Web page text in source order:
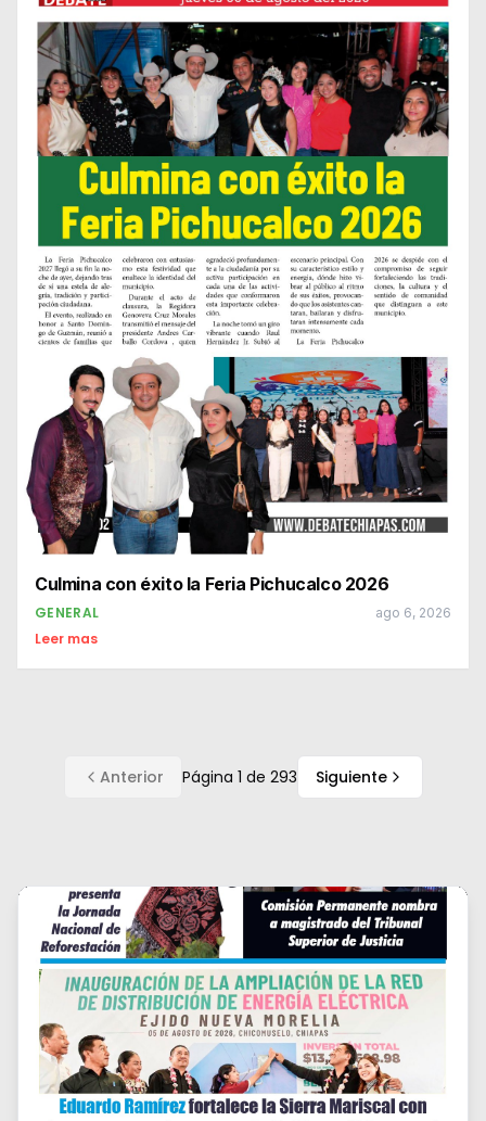
Culmina con éxito la Feria Pichucalco 2026
GENERAL ago 6, 2026
Leer mas
Anterior Página 1 de 293 Siguiente